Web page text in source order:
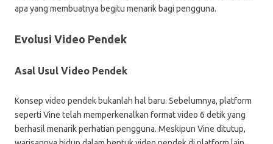
apa yang membuatnya begitu menarik bagi pengguna.
Evolusi Video Pendek
Asal Usul Video Pendek
Konsep video pendek bukanlah hal baru. Sebelumnya, platform
seperti Vine telah memperkenalkan format video 6 detik yang
berhasil menarik perhatian pengguna. Meskipun Vine ditutup,